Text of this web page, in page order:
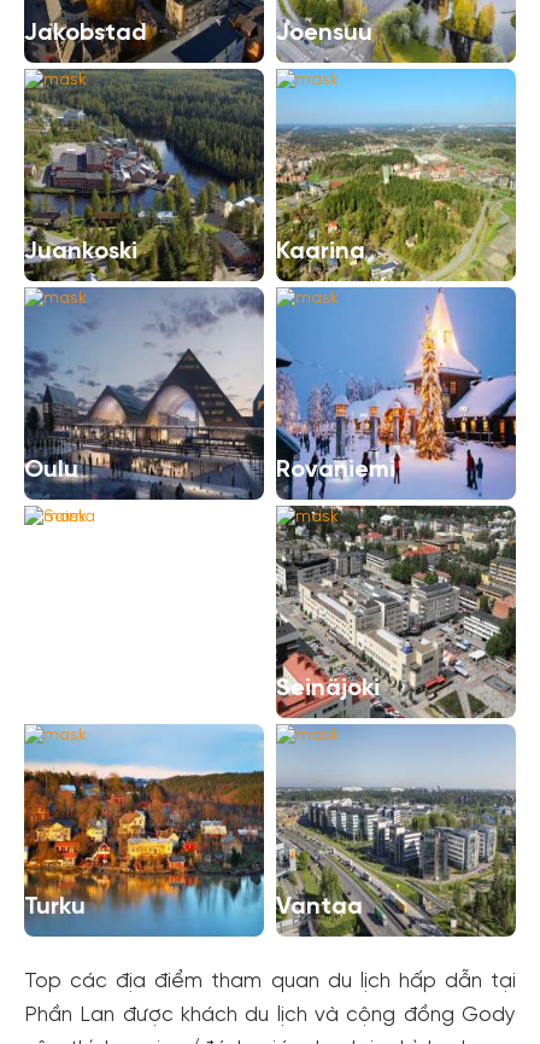
Jakobstad Joensuu
Juankoski Kaarina
Oulu Rovaniemi
Seinäjoki
Turku Vantaa
Top các địa điểm tham quan du lịch hấp dẫn tại
Phần Lan được khách du lịch và cộng đồng Gody